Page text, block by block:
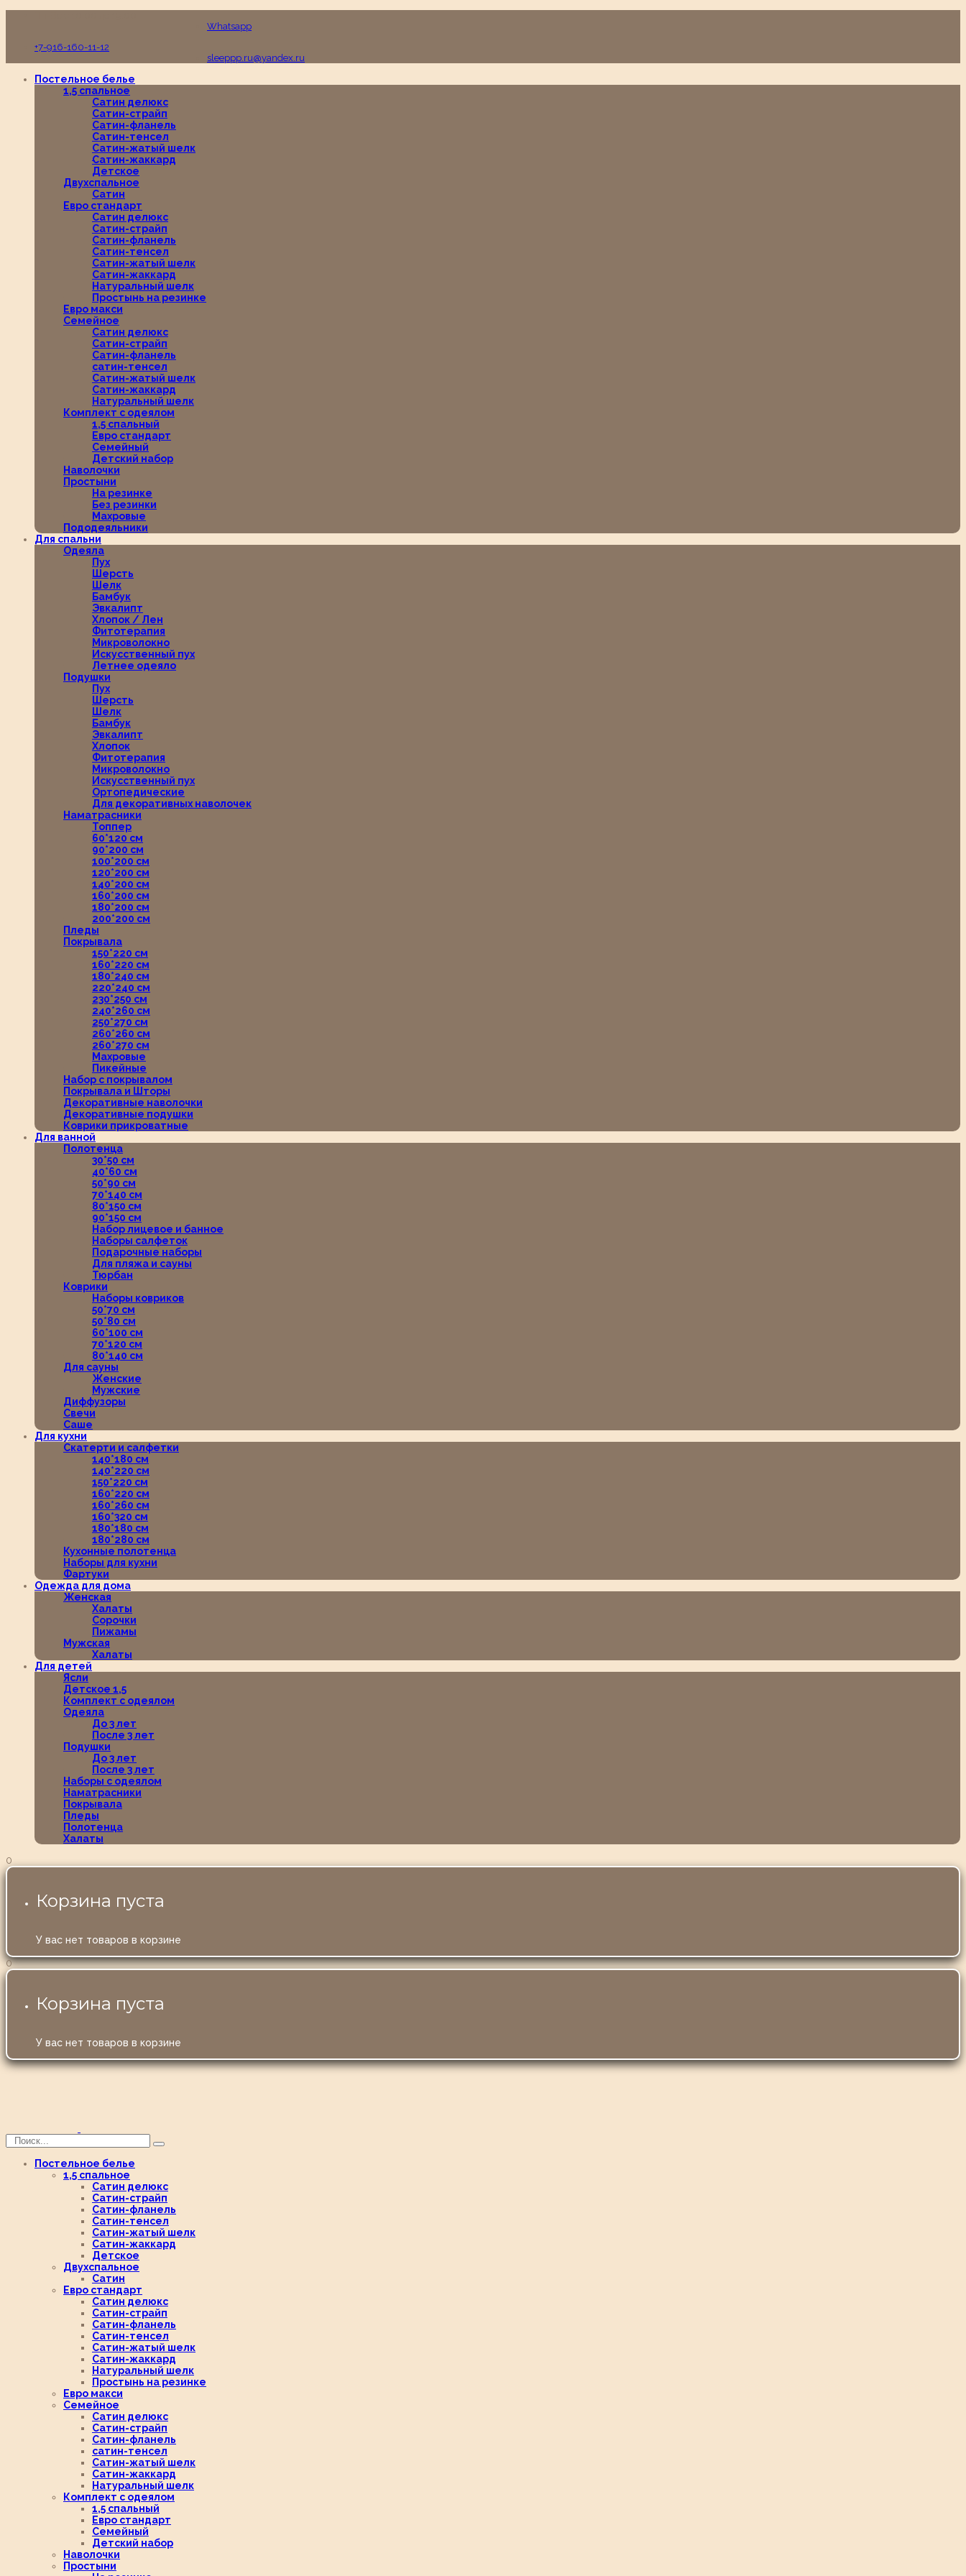
Whatsapp
+7-916-160-11-12
sleeppp.ru@yandex.ru
Постельное белье
1,5 спальное
Сатин делюкс
Сатин-страйп
Сатин-фланель
Сатин-тенсел
Сатин-жатый шелк
Сатин-жаккард
Детское
Двухспальное
Сатин
Евро стандарт
Сатин делюкс
Сатин-страйп
Сатин-фланель
Сатин-тенсел
Сатин-жатый шелк
Сатин-жаккард
Натуральный шелк
Простынь на резинке
Евро макси
Семейное
Сатин делюкс
Сатин-страйп
Сатин-фланель
сатин-тенсел
Сатин-жатый шелк
Сатин-жаккард
Натуральный шелк
Комплект с одеялом
1,5 спальный
Евро стандарт
Семейный
Детский набор
Наволочки
Простыни
На резинке
Без резинки
Махровые
Пододеяльники
Для спальни
Одеяла
Пух
Шерсть
Шелк
Бамбук
Эвкалипт
Хлопок / Лен
Фитотерапия
Микроволокно
Искусственный пух
Летнее одеяло
Подушки
Пух
Шерсть
Шелк
Бамбук
Эвкалипт
Хлопок
Фитотерапия
Микроволокно
Искусственный пух
Ортопедические
Для декоративных наволочек
Наматрасники
Топпер
60*120 см
90*200 см
100*200 см
120*200 см
140*200 см
160*200 см
180*200 см
200*200 см
Пледы
Покрывала
150*220 см
160*220 см
180*240 см
220*240 см
230*250 см
240*260 см
250*270 см
260*260 см
260*270 см
Махровые
Пикейные
Набор с покрывалом
Покрывала и Шторы
Декоративные наволочки
Декоративные подушки
Коврики прикроватные
Для ванной
Полотенца
30*50 см
40*60 см
50*90 см
70*140 см
80*150 см
90*150 см
Набор лицевое и банное
Наборы салфеток
Подарочные наборы
Для пляжа и сауны
Тюрбан
Коврики
Наборы ковриков
50*70 см
50*80 см
60*100 см
70*120 см
80*140 см
Для сауны
Женские
Мужские
Диффузоры
Свечи
Саше
Для кухни
Скатерти и салфетки
140*180 см
140*220 см
150*220 см
160*220 см
160*260 см
160*320 см
180*180 см
180*280 см
Кухонные полотенца
Наборы для кухни
Фартуки
Одежда для дома
Женская
Халаты
Сорочки
Пижамы
Мужская
Халаты
Для детей
Ясли
Детское 1,5
Комплект с одеялом
Одеяла
До 3 лет
После 3 лет
Подушки
До 3 лет
После 3 лет
Наборы с одеялом
Наматрасники
Покрывала
Пледы
Полотенца
Халаты
0
Корзина пуста
У вас нет товаров в корзине
0
Корзина пуста
У вас нет товаров в корзине
Постельное белье
1,5 спальное
Сатин делюкс
Сатин-страйп
Сатин-фланель
Сатин-тенсел
Сатин-жатый шелк
Сатин-жаккард
Детское
Двухспальное
Сатин
Евро стандарт
Сатин делюкс
Сатин-страйп
Сатин-фланель
Сатин-тенсел
Сатин-жатый шелк
Сатин-жаккард
Натуральный шелк
Простынь на резинке
Евро макси
Семейное
Сатин делюкс
Сатин-страйп
Сатин-фланель
сатин-тенсел
Сатин-жатый шелк
Сатин-жаккард
Натуральный шелк
Комплект с одеялом
1,5 спальный
Евро стандарт
Семейный
Детский набор
Наволочки
Простыни